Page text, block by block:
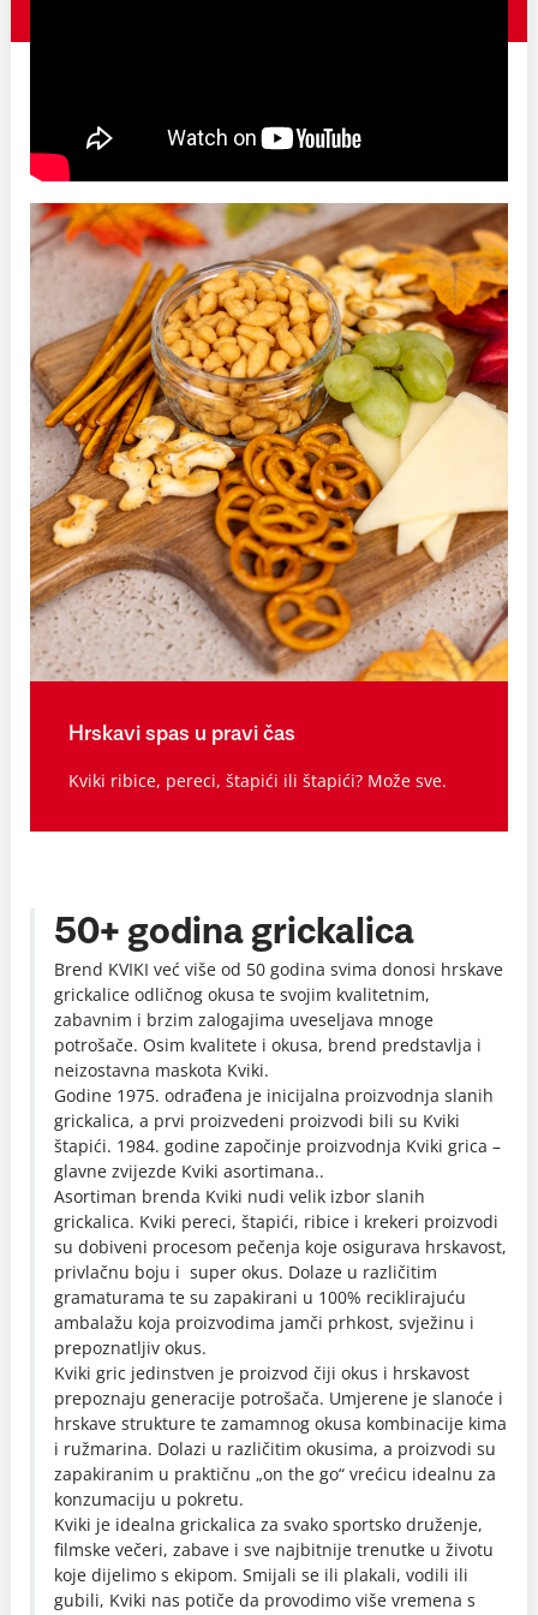
Hrskavi spas u pravi čas
Kviki ribice, pereci, štapići ili štapići? Može sve.
50+ godina grickalica
Brend KVIKI već više od 50 godina svima donosi hrskave
grickalice odličnog okusa te svojim kvalitetnim,
zabavnim i brzim zalogajima uveseljava mnoge
potrošače. Osim kvalitete i okusa, brend predstavlja i
neizostavna maskota Kviki.
Godine 1975. odrađena je inicijalna proizvodnja slanih
grickalica, a prvi proizvedeni proizvodi bili su Kviki
štapići. 1984. godine započinje proizvodnja Kviki grica –
glavne zvijezde Kviki asortimana..
Asortiman brenda Kviki nudi velik izbor slanih
grickalica. Kviki pereci, štapići, ribice i krekeri proizvodi
su dobiveni procesom pečenja koje osigurava hrskavost,
privlačnu boju i super okus. Dolaze u različitim
gramaturama te su zapakirani u 100% reciklirajuću
ambalažu koja proizvodima jamči prhkost, svježinu i
prepoznatljiv okus.
Kviki gric jedinstven je proizvod čiji okus i hrskavost
prepoznaju generacije potrošača. Umjerene je slanoće i
hrskave strukture te zamamnog okusa kombinacije kima
i ružmarina. Dolazi u različitim okusima, a proizvodi su
zapakiranim u praktičnu „on the go“ vrećicu idealnu za
konzumaciju u pokretu.
Kviki je idealna grickalica za svako sportsko druženje,
filmske večeri, zabave i sve najbitnije trenutke u životu
koje dijelimo s ekipom. Smijali se ili plakali, vodili ili
gubili, Kviki nas potiče da provodimo više vremena s